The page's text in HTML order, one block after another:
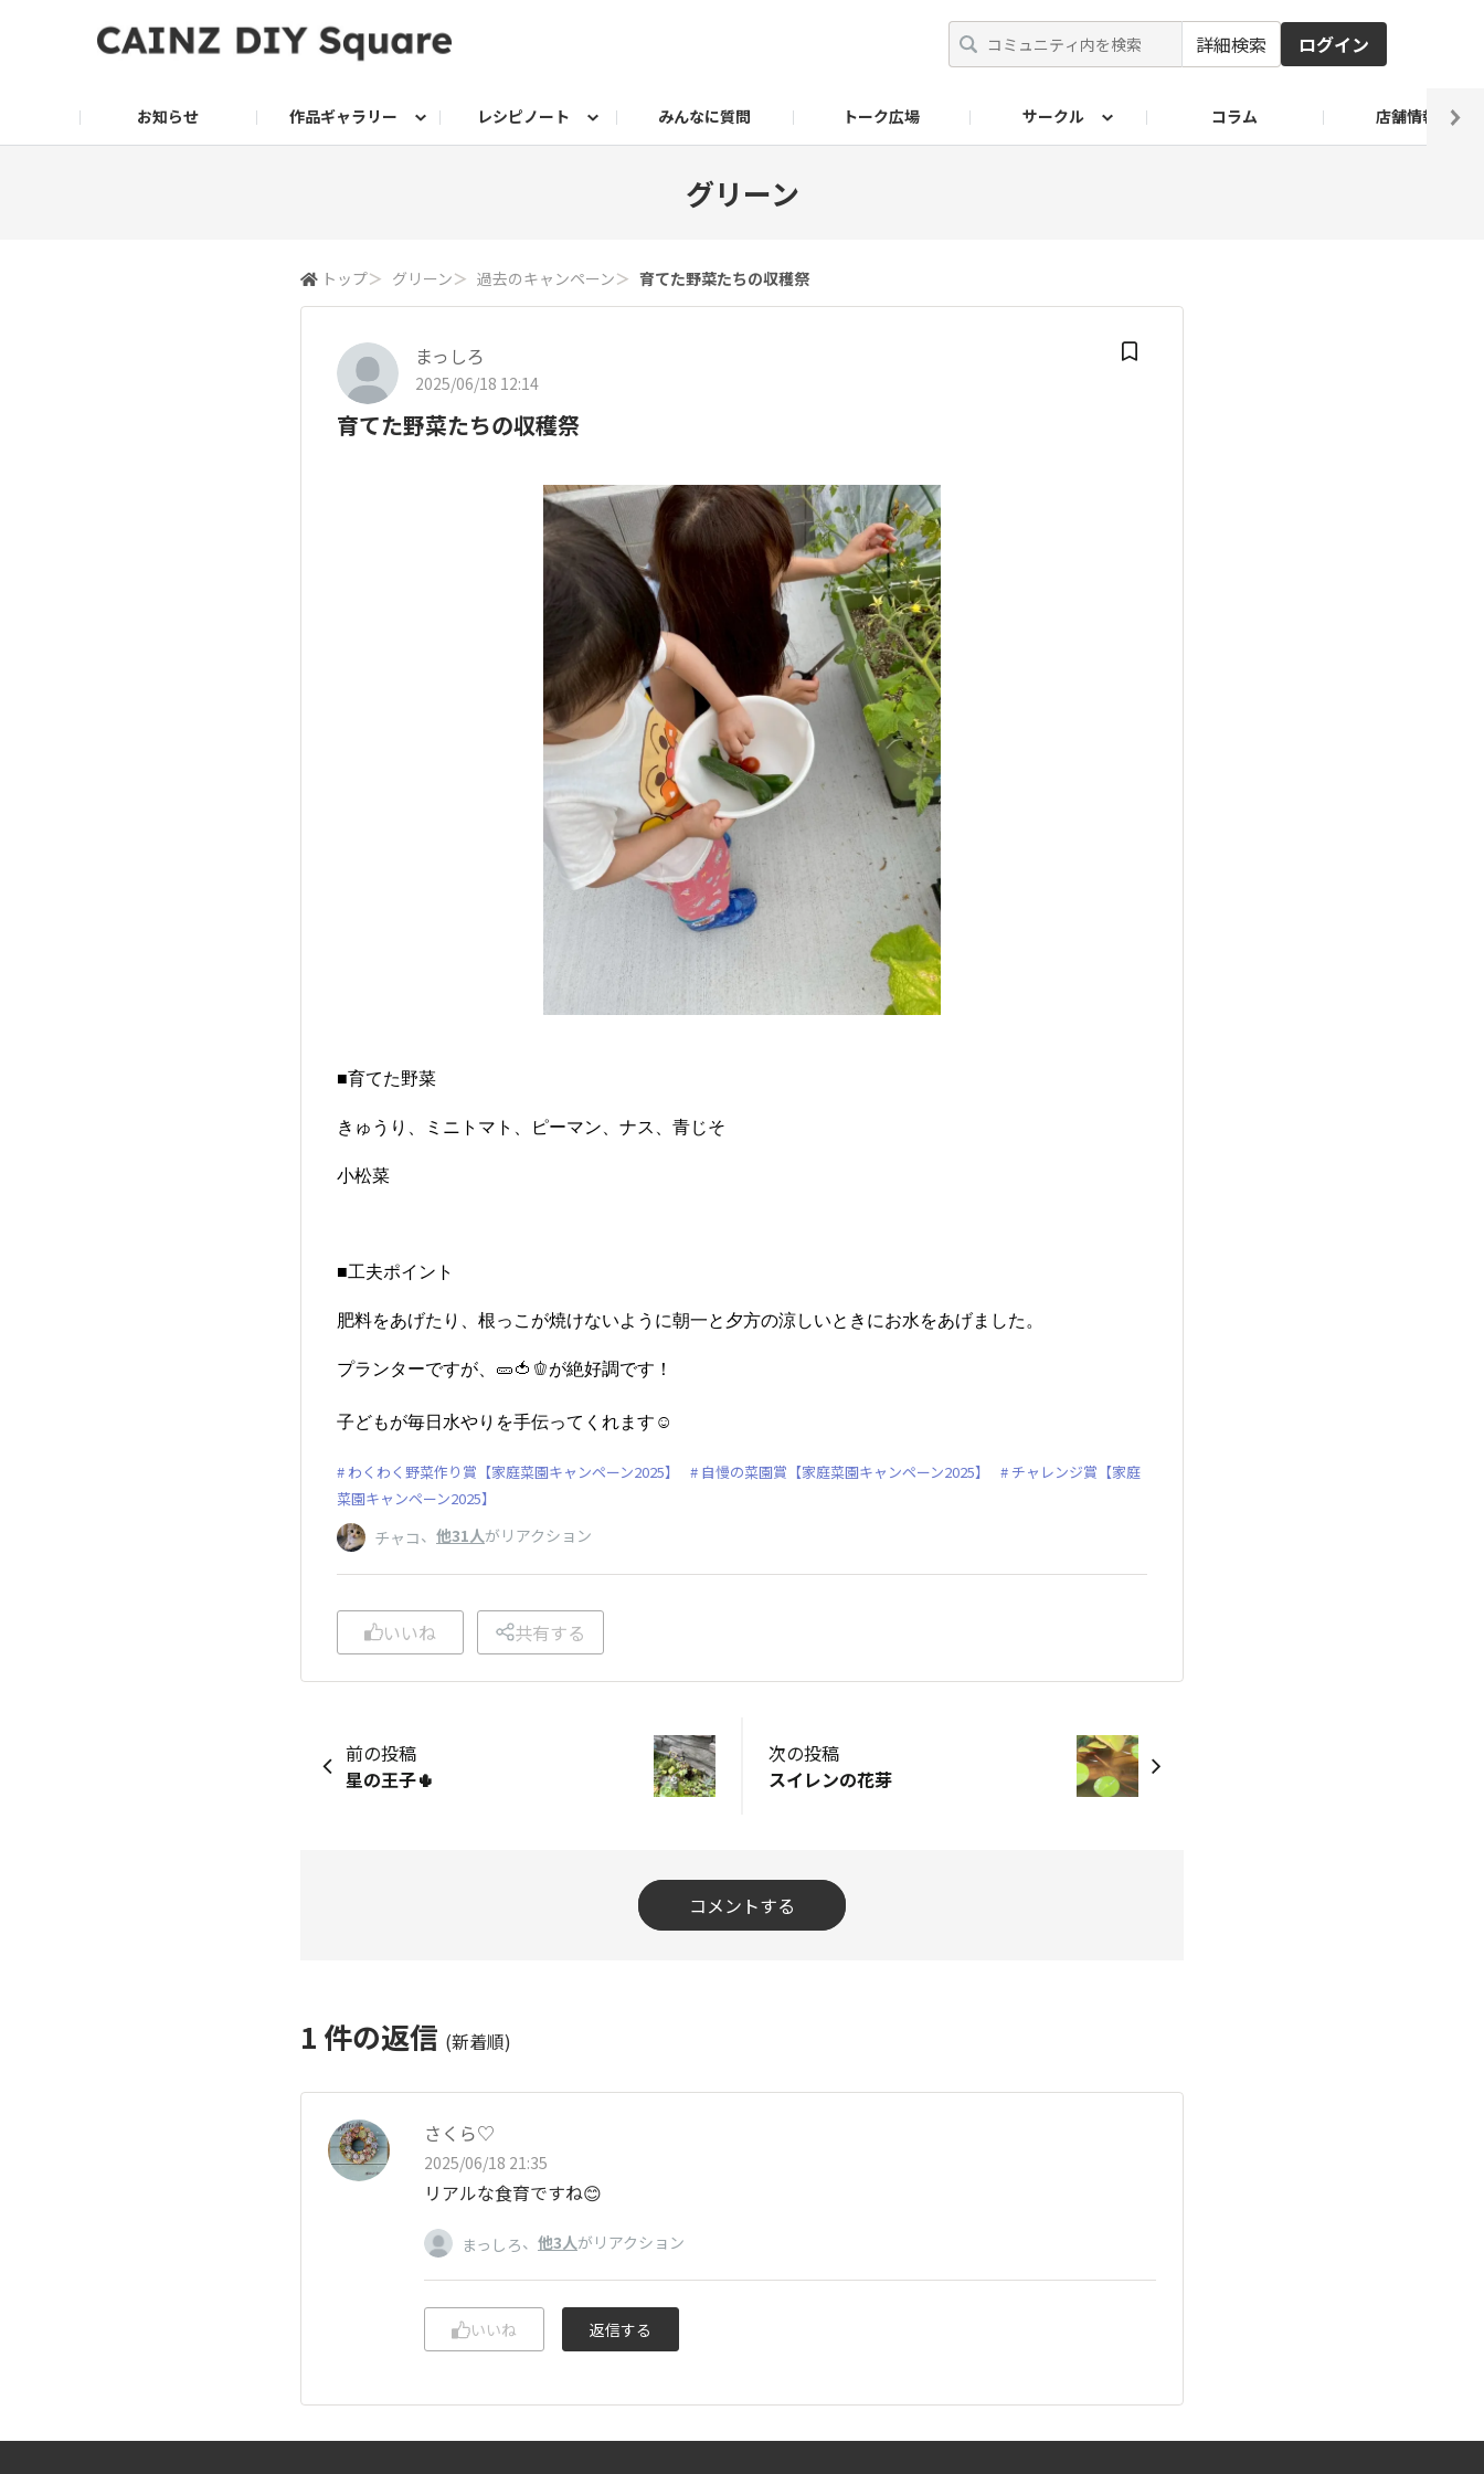
詳細検索 ログイン
お知らせ 作品ギャラリー レシピノート みんなに質問 トーク広場 サークル コラム 店舗情報
グリーン
トップ＞ グリーン＞ 過去のキャンペーン＞ 育てた野菜たちの収穫祭
まっしろ
2025/06/18 12:14
育てた野菜たちの収穫祭
■育てた野菜
きゅうり、ミニトマト、ピーマン、ナス、青じそ
小松菜
■工夫ポイント
肥料をあげたり、根っこが焼けないように朝一と夕方の涼しいときにお水をあげました。
プランターですが、🥒🍅🫑が絶好調です！
子どもが毎日水やりを手伝ってくれます☺️
わくわく野菜作り賞【家庭菜園キャンペーン2025】 自慢の菜園賞【家庭菜園キャンペーン2025】
チャレンジ賞【家庭
菜園キャンペーン2025】
チャコ、 他31人がリアクション
いいね 共有する
前の投稿
星の王子🌵
次の投稿
スイレンの花芽
コメントする
1 件の返信 (新着順)
さくら♡
2025/06/18 21:35
リアルな食育ですね😊
まっしろ、 他3人がリアクション
いいね 返信する